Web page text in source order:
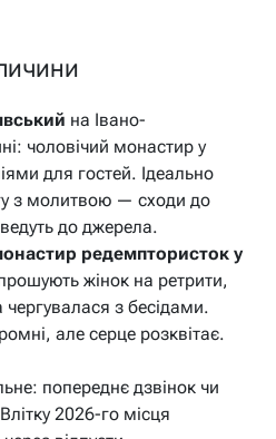
на Івано-
чоловічий монастир у
для гостей. Ідеально
з молитвою — сходи до
до джерела.
редемптористок у
жінок на ретрити,
з бесідами.
але серце розквітає.
попереднє дзвінок чи
2026-го місця